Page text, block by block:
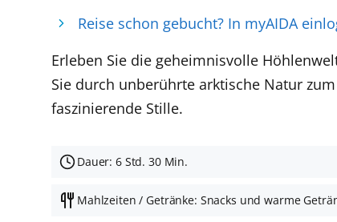
Reise schon gebucht? In myAIDA
Erleben Sie die geheimnisvolle
Sie durch unberührte arktische Natur
faszinierende Stille.
Dauer: 6 Std. 30 Min.
Mahlzeiten / Getränke: Snacks und warme